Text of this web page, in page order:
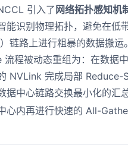
引入了 网络拓扑感知机
识别物理拓扑，避免在低
）链路上进行粗暴的数据搬
流程被动态重组为：在数据
NVLink 完成局部
据中心链路交换最小化的汇
心内再进行快速的 All-